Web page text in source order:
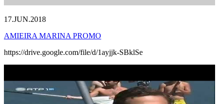
17.JUN.2018
AMIEIRA MARINA PROMO
https://drive.google.com/file/d/1ayjjk-SBklSe